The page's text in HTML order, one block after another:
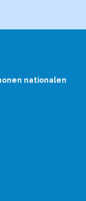
nationalen